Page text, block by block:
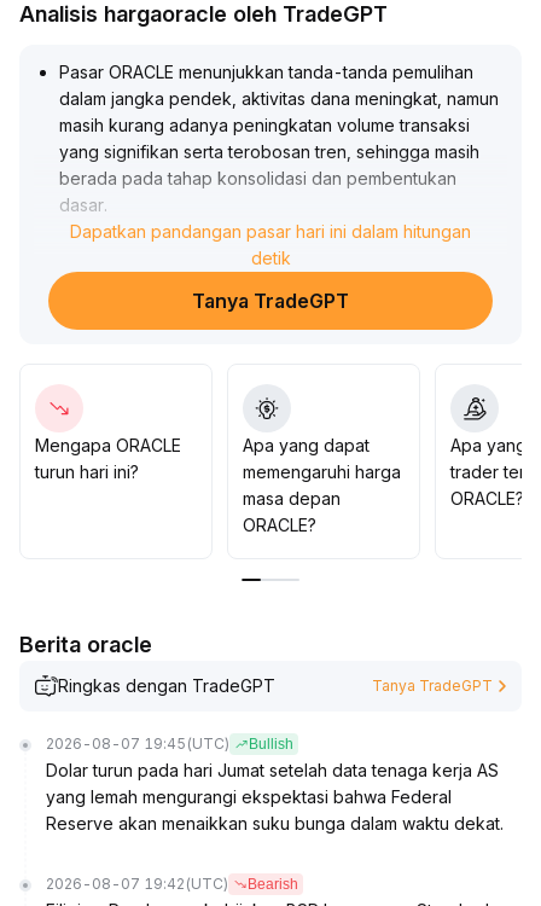
Analisis hargaoracle oleh TradeGPT
Pasar ORACLE menunjukkan tanda-tanda pemulihan
dalam jangka pendek, aktivitas dana meningkat, namun
masih kurang adanya peningkatan volume transaksi
yang signifikan serta terobosan tren, sehingga masih
berada pada tahap konsolidasi dan pembentukan
dasar.
Saat ini merupakan jendela verifikasi yang krusial, perlu
terus memantau dukungan volume dan terobosan harga
pada rentang yang ditentukan (perhatikan resistensi
utama di atas dan sumbu konsolidasi platform), untuk
Disarankan tetap mengatur posisi ringan, tetapkan zona
risiko secara ketat, jika volume dan harga selanjutnya
gagal terus beresonansi, segera kontrol risiko
penurunan untuk menghindari volatilitas jangka pendek
Dapatkan pandangan pasar hari ini dalam hitungan
detik
Tanya TradeGPT
Mengapa ORACLE
turun hari ini?
Apa yang dapat
memengaruhi harga
masa depan
ORACLE?
Apa yang
trader
ORACLE?
Berita oracle
Ringkas dengan TradeGPT Tanya TradeGPT
2026-08-07 19:45 (UTC) Bullish
Dolar turun pada hari Jumat setelah data tenaga kerja AS
yang lemah mengurangi ekspektasi bahwa Federal
Reserve akan menaikkan suku bunga dalam waktu dekat.
2026-08-07 19:42 (UTC) Bearish